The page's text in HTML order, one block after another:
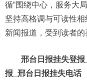
循“围绕中心，服务大
坚持高格调与可读性
新闻报道，受到读者的
邢台日报挂失登
报_邢台日报挂失电话